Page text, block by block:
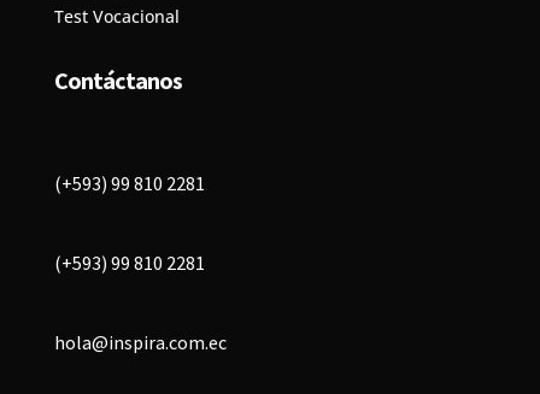
Test Vocacional
Contáctanos
(+593) 99 810 2281
(+593) 99 810 2281
hola@inspira.com.ec